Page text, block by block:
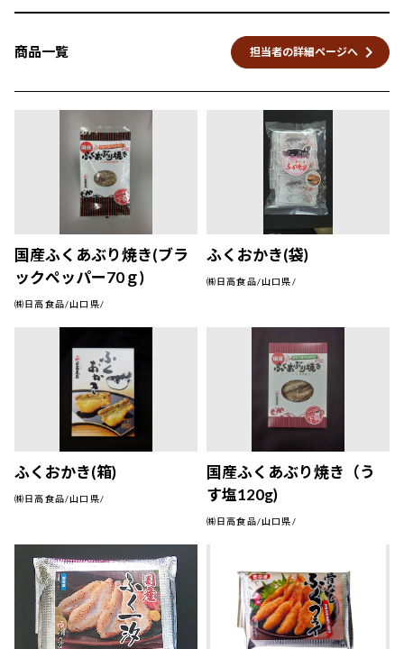
商品一覧 担当者の詳細ページへ keyboard_arrow_right
国産ふくあぶり焼き(ブラ
ックペッパー70ｇ)
㈱日高食品/山口県/
ふくおかき(袋)
㈱日高食品/山口県/
ふくおかき(箱)
㈱日高食品/山口県/
国産ふくあぶり焼き（う
す塩120g)
㈱日高食品/山口県/